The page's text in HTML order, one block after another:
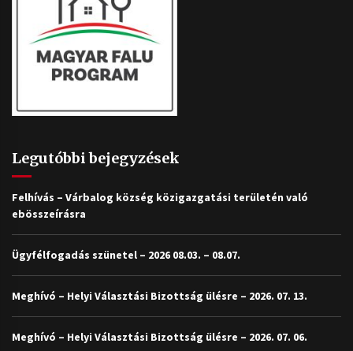
Legutóbbi bejegyzések
Felhívás – Várbalog község közigazgatási területén való
ebösszeírásra
Ügyfélfogadás szünetel – 2026 08.03. – 08.07.
Meghívó – Helyi Választási Bizottság ülésre – 2026. 07. 13.
Meghívó – Helyi Választási Bizottság ülésre – 2026. 07. 06.